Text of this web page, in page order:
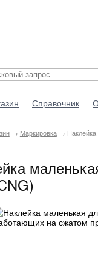
Справочник
→ Маркировка→ Наклейка